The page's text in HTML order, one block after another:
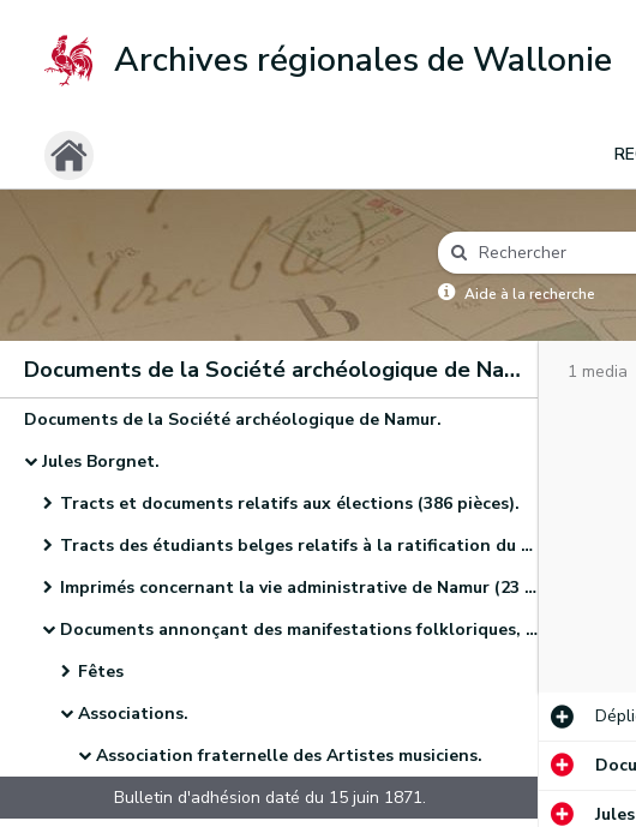
Archives régionales de Wallonie
Aide à la recherche
Documents de la Société archéologique de Namur
Documents de la Société archéologique de Namur.
Jules Borgnet.
Tracts et documents relatifs aux élections (386 pièces).
Tracts des étudiants belges relatifs à la ratification du Traité des XXIV articles (4 pièces).
Imprimés concernant la vie administrative de Namur (23 pièces).
Documents annonçant des manifestations folkloriques, culturelles et sportives. (46 pièces)
Fêtes
Associations.
Association fraternelle des Artistes musiciens.
Bulletin d'adhésion daté du 15 juin 1871.
1 media